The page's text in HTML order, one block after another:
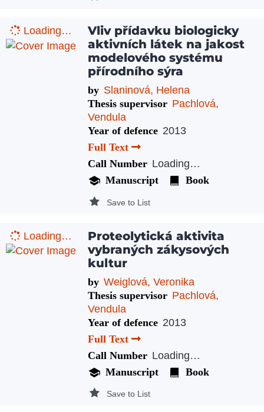
Loading…
Vliv přídavku biologicky
aktivních látek na jakost
modelového systému
přírodního sýra
by Slaninová, Helena
Thesis supervisor Pachlová,
Vendula
Year of defence 2013
Full Text
Call Number Loading…
Manuscript
Book
Save to List
Loading…
Proteolytická aktivita
vybraných zákysových
kultur
by Weiglová, Veronika
Thesis supervisor Pachlová,
Vendula
Year of defence 2013
Full Text
Call Number Loading…
Manuscript
Book
Save to List